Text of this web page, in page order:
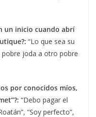
un inicio cuando abrí
“Lo que sea su
pobre joda a otro pobre
por conocidos míos,
“Debo pagar el
“Soy perfecto”,